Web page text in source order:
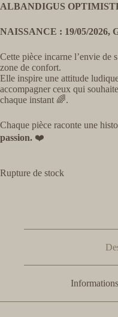
ALBANDIGUS
NAISSANCE : 19/05/2026,
Cette pièce incarne l’envie de
zone de confort.
Elle inspire une attitude
accompagner ceux qui
chaque instant 🌈.
Chaque pièce raconte une
passion. ❤️
Rupture de stock